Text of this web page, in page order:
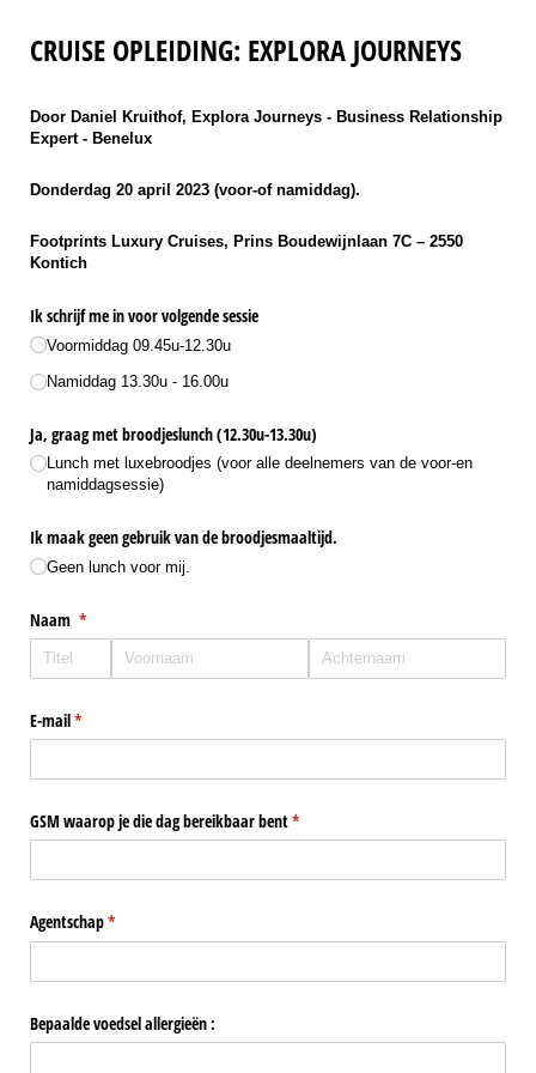
CRUISE OPLEIDING: EXPLORA JOURNEYS
Door Daniel Kruithof, Explora Journeys - Business Relationship
Expert - Benelux
Donderdag 20 april 2023 (voor-of namiddag).
Footprints Luxury Cruises, Prins Boudewijnlaan 7C – 2550
Kontich
Ik schrijf me in voor volgende sessie
Voormiddag 09.45u-12.30u
Namiddag 13.30u - 16.00u
Ja, graag met broodjeslunch (12.30u-13.30u)
Lunch met luxebroodjes (voor alle deelnemers van de voor-en
namiddagsessie)
Ik maak geen gebruik van de broodjesmaaltijd.
Geen lunch voor mij.
Naam *
(is vereist)
E-mail*
(is vereist)
GSM waarop je die dag bereikbaar bent*
(is vereist)
Agentschap*
(is vereist)
Bepaalde voedsel allergieën :